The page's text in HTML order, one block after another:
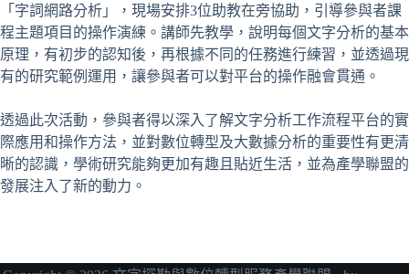
「字詞網路分析」，現場安排3位助教在旁協助，引導參與者課
程主題項目的操作演練。講師先教學，說明每個文字分析的基本
原理，有初步的認知後，再根據不同的任務進行練習，並透過現
有的研究範例運用，讓參與者可以對平台的操作融會貫通。
透過此次活動，參與者得以深入了解文字分析工作流程平台的實
際應用和操作方法，並對數位轉型及大數據分析的重要性有更清
晰的認識，學術研究能夠更加有趣且貼近生活，並為產學聯盟的
發展注入了新的動力。